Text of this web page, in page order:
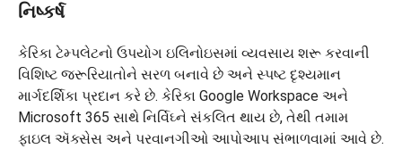
નિષ્કર્ષ
કેરિકા ટેમ્પલેટનો ઉપયોગ ઇલિનોઇસમાં વ્યવસાય શરૂ કરવાની
વિશિષ્ટ જરૂરિયાતોને સરળ બનાવે છે અને સ્પષ્ટ દૃશ્યમાન
માર્ગદર્શિકા પ્રદાન કરે છે. કેરિકા Google Workspace અને
Microsoft 365 સાથે નિર્વિઘ્ને સંકલિત થાય છે, તેથી તમામ
ફાઇલ ઍક્સેસ અને પરવાનગીઓ આપોઆપ સંભાળવામાં આવે છે.